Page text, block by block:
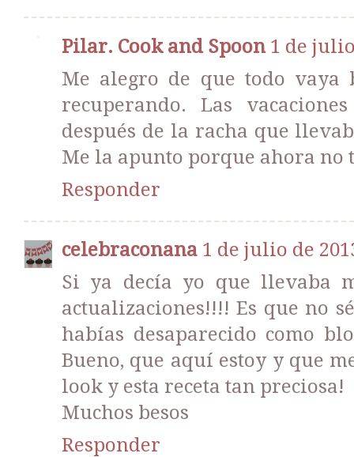
Pilar. Cook and Spoon 1 de
Me alegro de que todo
recuperando. Las
después de la racha que
Me la apunto porque ahora no
Responder
celebraconana 1 de julio de
Si ya decía yo que llevaba
actualizaciones!!!! Es que no
habías desaparecido como
Bueno, que aquí estoy y que
look y esta receta tan preciosa!
Muchos besos
Responder